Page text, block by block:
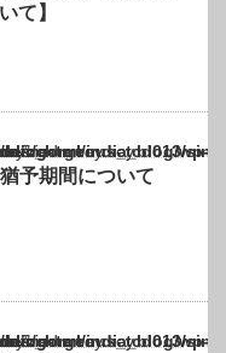
て】
in
public_html/india_blog/wp-content/themes/
予期間について
in
public_html/india_blog/wp-content/themes/